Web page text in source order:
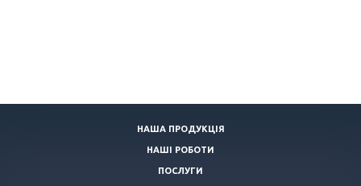
НАША ПРОДУКЦІЯ
НАШІ РОБОТИ
ПОСЛУГИ